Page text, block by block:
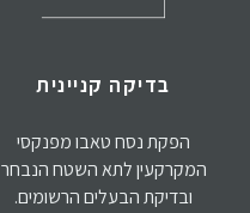
בדיקה קניינית
הפקת נסח טאבו מפנקסי
המקרקעין לתא השטח הנבחר
ובדיקת הבעלים הרשומים.